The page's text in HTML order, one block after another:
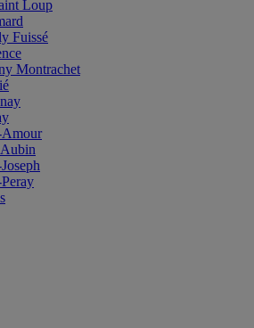
Loup
Fuissé
Montrachet
Amour